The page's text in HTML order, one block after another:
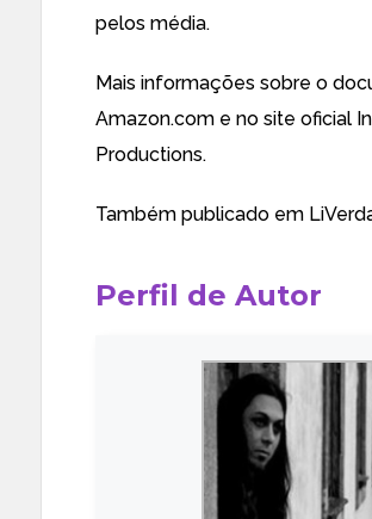
pelos média.
Mais informações sobre o
Amazon.com e no site oficial
Productions.
Também publicado em
Perfil de Autor